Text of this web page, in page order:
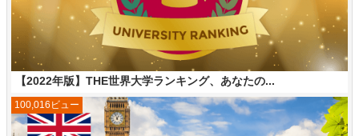
【2022年版】THE世界大学ランキング、あなたの...
100,016ビュー